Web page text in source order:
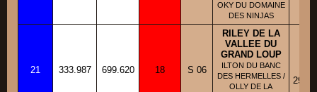
OKY DU DOMAINE
DES NINJAS
21 333.987 699.620 18 S 06
RILEY DE LA
VALLEE DU
GRAND LOUP
ILTON DU BANC
DES HERMELLES /
OLLY DE LA
29/